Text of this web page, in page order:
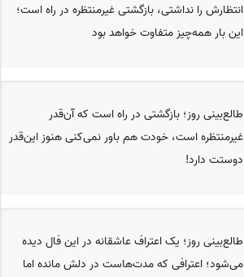
انتظارش را نداشتی، بازگشتی غیرمنتظره در راه است؛
این بار همه‌چیز متفاوت خواهد بود
طالع‌بینی روز؛ بازگشتی در راه است که آن‌قدر
غیرمنتظره است، خودت هم باور نمی‌کنی هنوز این‌قدر
دوستت دارد!
طالع‌بینی روز؛ یک اعتراف عاشقانه در این فال دیده
می‌شود؛ اعترافی که مدت‌هاست در دلش مانده اما